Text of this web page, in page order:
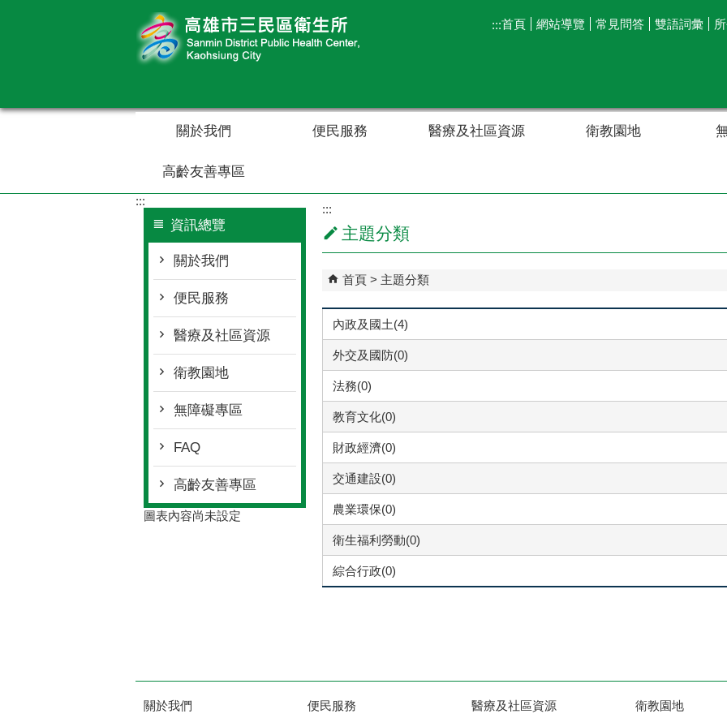
:::首頁 網站導覽 常見問答 雙語詞彙
關於我們 便民服務 醫療及社區資源 衛教園地
高齡友善專區
:::
資訊總覽
關於我們
便民服務
醫療及社區資源
衛教園地
無障礙專區
FAQ
高齡友善專區
圖表內容尚未設定
:::
主題分類
首頁 主題分類
內政及國土(4)
外交及國防(0)
法務(0)
教育文化(0)
財政經濟(0)
交通建設(0)
農業環保(0)
衛生福利勞動(0)
綜合行政(0)
關於我們 便民服務 醫療及社區資源 衛教園地